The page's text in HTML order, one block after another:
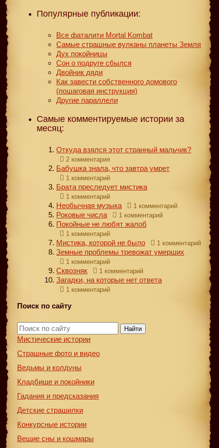
Популярные публикации:
Все фаталити Mortal Kombat
Самые страшные вулканы планеты Земля
Дух покойницы
Сон о подруге сбылся
Двойник дяди
Как завести собственного домового
(пошаговая инструкция)
Другие параллели
Самые комментируемые истории за
месяц:
Откуда взялся этот странный мальчик?
2 комментария
Бабушка знала, что завтра умрет
1 комментарий
Брата преследует мистика
1 комментарий
Необычная музыка 1 комментарий
Роковые числа 1 комментарий
Покойные не любят жалоб
1 комментарий
Мистика, которой не было 1 комментарий
Земные проблемы тревожат умерших
1 комментарий
Сквозняк 1 комментарий
Загадки, на которые нет ответа
1 комментарий
Поиск по сайту
Найти
Мистические истории
Страшные фото и видео
Ведьмы и колдуны
Кладбище и покойники
Гадания и предсказания
Детские страшилки
Конкурсные истории
Вещие сны и кошмары